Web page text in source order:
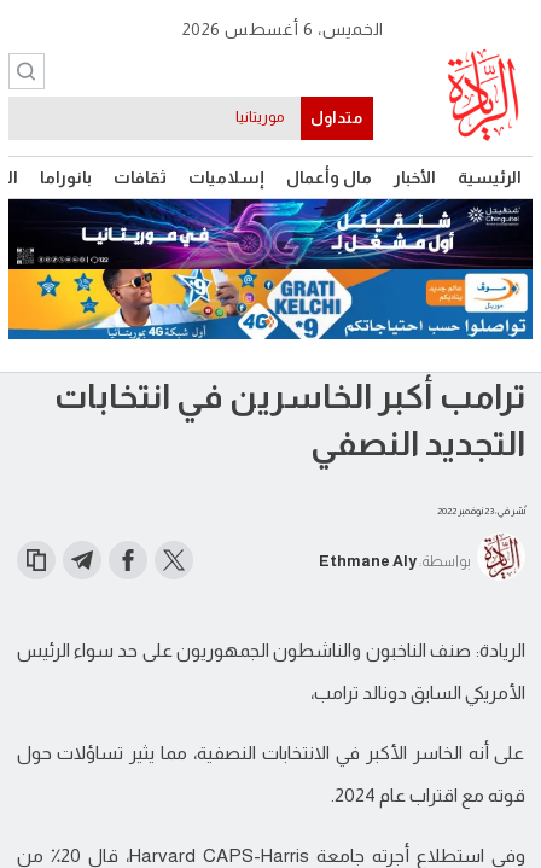
الرئيسية الأخبار مال وأعمال إسلاميات ثقافات بانوراما
الخميس، 6 أغسطس 2026
متداول موريتانيا
ترامب أكبر الخاسرين في انتخابات
التجديد النصفي
نُشر في: 23 نوفمبر 2022
بواسطة: Ethmane Aly
الريادة: صنف الناخبون والناشطون الجمهوريون على حد سواء الرئيس
الأمريكي السابق دونالد ترامب،
على أنه الخاسر الأكبر في الانتخابات النصفية، مما يثير تساؤلات حول
قوته مع اقتراب عام 2024.
وفي استطلاع أجرته جامعة Harvard CAPS-Harris، قال 20٪ من